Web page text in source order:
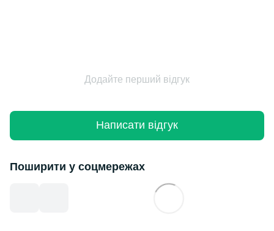
Додайте перший відгук
Написати відгук
Поширити у соцмережах